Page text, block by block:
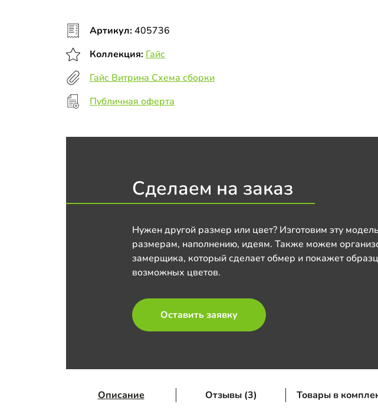
Артикул:405736
Коллекция: Гайс
Гайс Витрина Схема сборки
Публичная оферта
Сделаем на заказ
Нужен другой размер или цвет? Изготовим эту
размерам, наполнению, идеям. Также можем
замерщика, который сделает обмер и покажет
возможных цветов.
Оставить заявку
Описание Отзывы (3) Товары в